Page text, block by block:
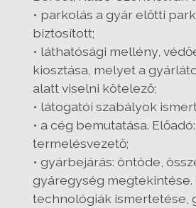
• parkolás a gyár előtti
biztosított;
• láthatósági mellény,
kiosztása, melyet a
alatt viselni kötelező;
• látogatói szabályok
• a cég bemutatása.
termelésvezető;
• gyárbejárás: öntöde,
gyáregység megtekintése.
technológiák ismertetése,